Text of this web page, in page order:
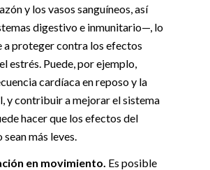
y los vasos sanguíneos, así
digestivo e inmunitario—, lo
a proteger contra los efectos
estrés. Puede, por ejemplo,
cardíaca en reposo y la
y contribuir a mejorar el sistema
hacer que los efectos del
más leves.
en movimiento. Es posible